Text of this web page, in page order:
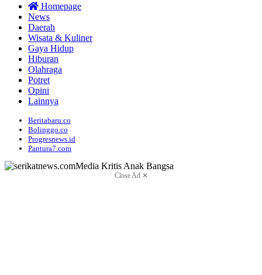
Homepage
News
Daerah
Wisata & Kuliner
Gaya Hidup
Hiburan
Olahraga
Potret
Opini
Lainnya
Beritabaru.co
Bolinggo.co
Progresnews.id
Pantura7.com
Close Ad ✕